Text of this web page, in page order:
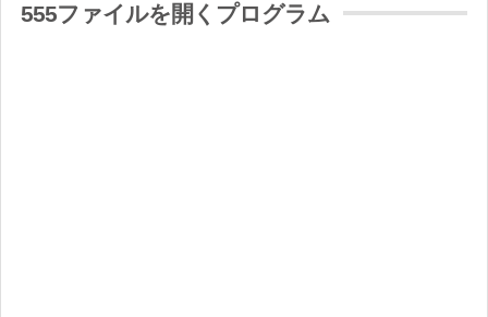
555ファイルを開くプログラム